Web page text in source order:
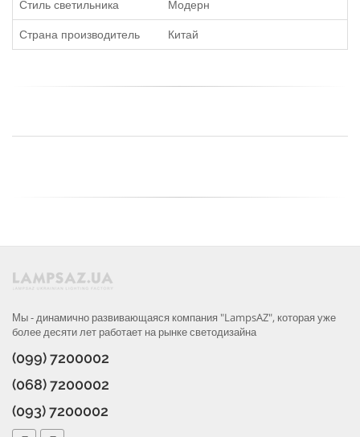
Стиль светильника
Модерн
Страна производитель
Китай
Мы - динамично развивающаяся компания "LampsAZ", которая уже
более десяти лет работает на рынке светодизайна
(099) 7200002
(068) 7200002
(093) 7200002